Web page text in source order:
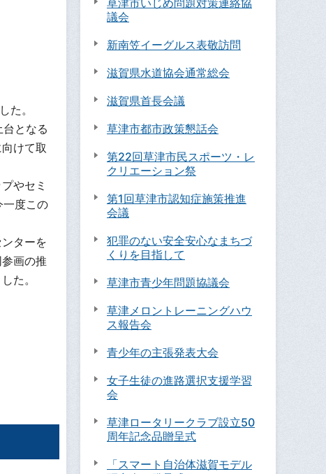
た。
となる
けて取
やセミ
一度この
ターを
画の推
た。
草津市いじめ問題対策連絡協
議会
新南笠イーグルス表敬訪問
滋賀県水道協会通常総会
滋賀県首長会議
草津市都市政策懇話会
第22回草津市民スポーツ・レ
クリエーション祭
第1回草津市認知症施策推進
会議
犯罪のない安全安心なまちづ
くりを目指して
草津市青少年問題協議会
草津メロントレーニングハウ
ス報告会
青少年の主張発表大会
女子生徒の進路選択支援学習
会
草津ロータリークラブ設立50
周年記念品贈呈式
「スマート自治体滋賀モデル